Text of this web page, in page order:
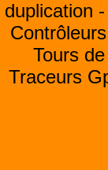
duplication -
Tours
Traceurs